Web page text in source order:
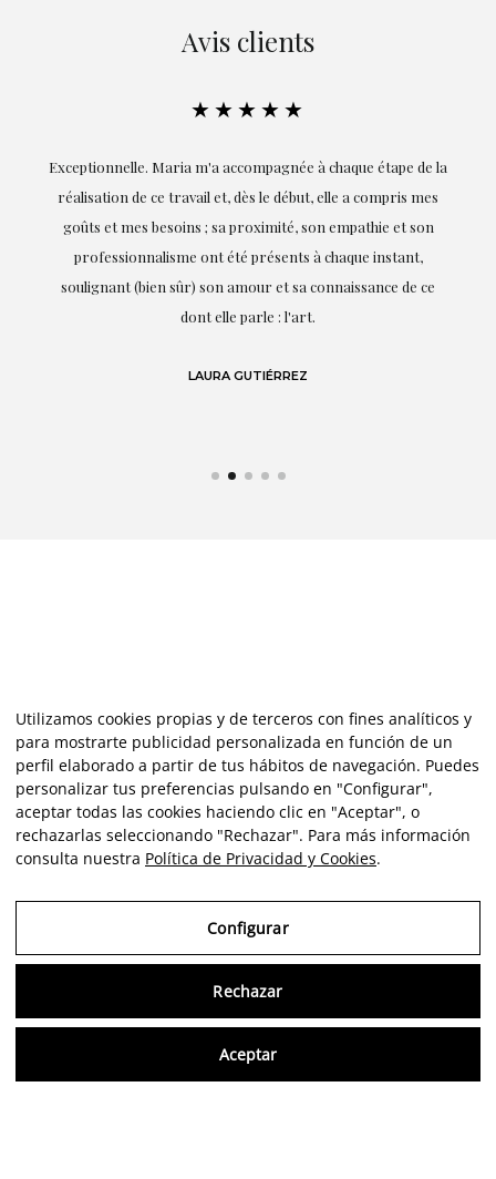
Avis clients
★★★★★
Exceptionnelle. Maria m'a accompagnée à chaque étape de la
réalisation de ce travail et, dès le début, elle a compris mes
goûts et mes besoins ; sa proximité, son empathie et son
professionnalisme ont été présents à chaque instant,
soulignant (bien sûr) son amour et sa connaissance de ce
dont elle parle : l'art.
LAURA GUTIÉRREZ
Utilizamos cookies propias y de terceros con fines analíticos y
para mostrarte publicidad personalizada en función de un
perfil elaborado a partir de tus hábitos de navegación. Puedes
personalizar tus preferencias pulsando en "Configurar",
aceptar todas las cookies haciendo clic en "Aceptar", o
rechazarlas seleccionando "Rechazar". Para más información
consulta nuestra Política de Privacidad y Cookies.
Configurar
Rechazar
Aceptar